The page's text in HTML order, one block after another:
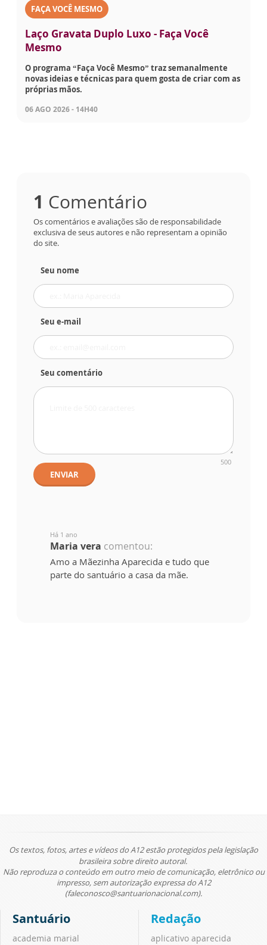
FAÇA VOCÊ MESMO
Laço Gravata Duplo Luxo - Faça Você
Mesmo
O programa “Faça Você Mesmo” traz semanalmente
novas ideias e técnicas para quem gosta de criar com as
próprias mãos.
06 AGO 2026 - 14H40
1 Comentário
Os comentários e avaliações são de responsabilidade
exclusiva de seus autores e não representam a opinião
do site.
Seu nome
Seu e-mail
Seu comentário
500
ENVIAR
Há 1 ano
Maria vera comentou:
Amo a Mãezinha Aparecida e tudo que
parte do santuário a casa da mãe.
Os textos, fotos, artes e vídeos do A12 estão protegidos pela legislação
brasileira sobre direito autoral.
Não reproduza o conteúdo em outro meio de comunicação, eletrônico ou
impresso, sem autorização expressa do A12
(faleconosco@santuarionacional.com).
Santuário
academia marial
Redação
aplicativo aparecida